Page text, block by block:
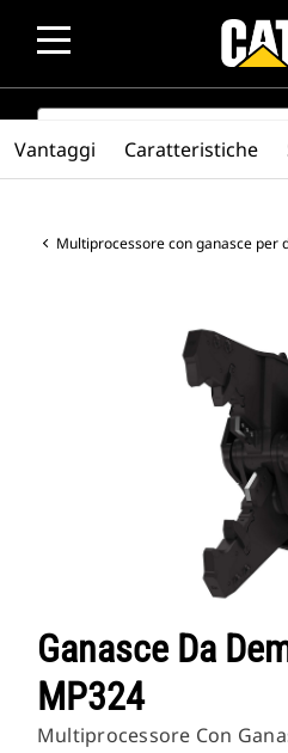
SEARCH
Multiprocessore con ganasce per
Ganasce Da
MP324
Multiprocessore Con
Vantaggi Caratteristiche